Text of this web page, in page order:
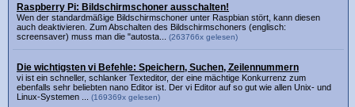
Raspberry Pi: Bildschirmschoner ausschalten!
Wen der standardmäßige Bildschirmschoner unter Raspbian stört, kann diesen
auch deaktivieren. Zum Abschalten des Bildschirmschoners (englisch:
screensaver) muss man die "autosta... (263766x gelesen)
Die wichtigsten vi Befehle: Speichern, Suchen, Zeilennummern
vi ist ein schneller, schlanker Texteditor, der eine mächtige Konkurrenz zum
ebenfalls sehr beliebten nano Editor ist. Der vi Editor auf so gut wie allen Unix- und
Linux-Systemen ... (169369x gelesen)